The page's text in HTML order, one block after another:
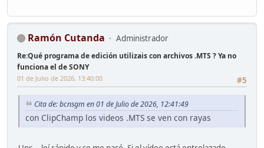
Ramón Cutanda Administrador
Re:Qué programa de edición utilizais con archivos .MTS ? Ya no
funciona el de SONY
#5
01 de Julio de 2026, 13:40:00
Cita de: bcnsgm en 01 de Julio de 2026, 12:41:49
con ClipChamp los videos .MTS se ven con rayas